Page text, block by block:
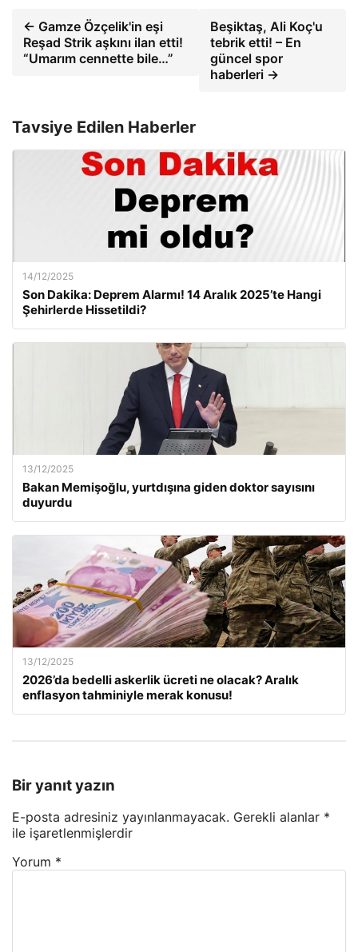
← Gamze Özçelik'in eşi
Reşad Strik aşkını ilan etti!
“Umarım cennette bile…”
Beşiktaş, Ali Koç'u
tebrik etti! – En
güncel spor
haberleri →
Tavsiye Edilen Haberler
14/12/2025
Son Dakika: Deprem Alarmı! 14 Aralık 2025’te Hangi
Şehirlerde Hissetildi?
13/12/2025
Bakan Memişoğlu, yurtdışına giden doktor sayısını
duyurdu
13/12/2025
2026’da bedelli askerlik ücreti ne olacak? Aralık
enflasyon tahminiyle merak konusu!
Bir yanıt yazın
E-posta adresiniz yayınlanmayacak. Gerekli alanlar *
ile işaretlenmişlerdir
Yorum *